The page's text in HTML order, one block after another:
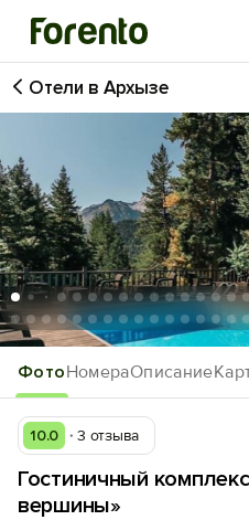
Войти
Избранное
История просмотра
Добавить свой
ФотоНомераОписание
Отели в Архызе
10.0 3 отзыва
Гостиничный
вершины»